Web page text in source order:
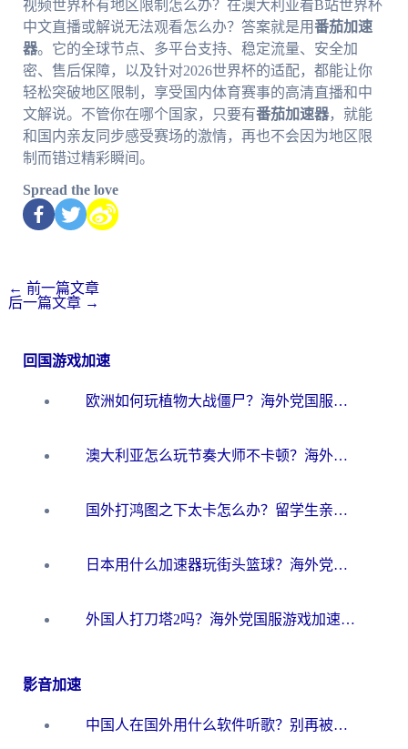
视频世界杯有地区限制怎么办？在澳大利亚看B站世界杯
中文直播或解说无法观看怎么办？答案就是用番茄加速
器。它的全球节点、多平台支持、稳定流量、安全加
密、售后保障，以及针对2026世界杯的适配，都能让你
轻松突破地区限制，享受国内体育赛事的高清直播和中
文解说。不管你在哪个国家，只要有番茄加速器，就能
和国内亲友同步感受赛场的激情，再也不会因为地区限
制而错过精彩瞬间。
Spread the love
← 前一篇文章
后一篇文章 →
回国游戏加速
欧洲如何玩植物大战僵尸？海外党国服游戏加速避坑指南（附实测对比）
澳大利亚怎么玩节奏大师不卡顿？海外党国服游戏加速终极指南
国外打鸿图之下太卡怎么办？留学生亲测有效的国服游戏加速方案
日本用什么加速器玩街头篮球？海外党国服游戏不卡顿的终极攻略
外国人打刀塔2吗？海外党国服游戏加速避坑全攻略
影音加速
中国人在国外用什么软件听歌？别再被地域限制卡脖子，这篇教你轻松解锁国内音乐库